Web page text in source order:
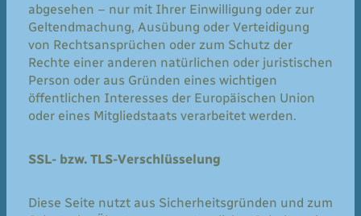
abgesehen – nur mit Ihrer Einwilligung oder zur
Geltendmachung, Ausübung oder Verteidigung
von Rechtsansprüchen oder zum Schutz der
Rechte einer anderen natürlichen oder juristischen
Person oder aus Gründen eines wichtigen
öffentlichen Interesses der Europäischen Union
oder eines Mitgliedstaats verarbeitet werden.
SSL- bzw. TLS-Verschlüsselung
Diese Seite nutzt aus Sicherheitsgründen und zum